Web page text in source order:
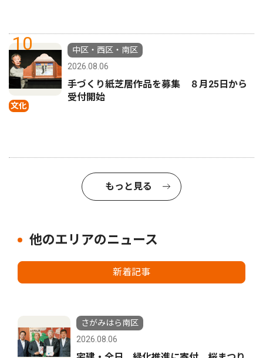
10
文化
中区・西区・南区
2026.08.06
手づくり紙芝居作品を募集 ８月25日から
受付開始
もっと見る
他のエリアのニュース
新着記事
さがみはら南区
2026.08.06